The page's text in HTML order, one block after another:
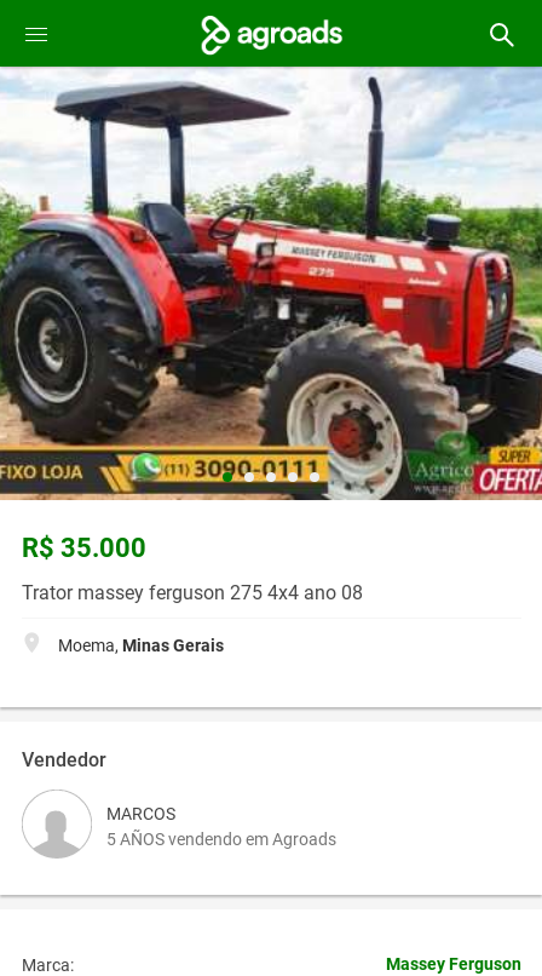
R$ 35.000
Trator massey ferguson 275 4x4 ano 08
Moema, Minas Gerais
Vendedor
MARCOS
5 AÑOS vendendo em Agroads
Marca: Massey Ferguson